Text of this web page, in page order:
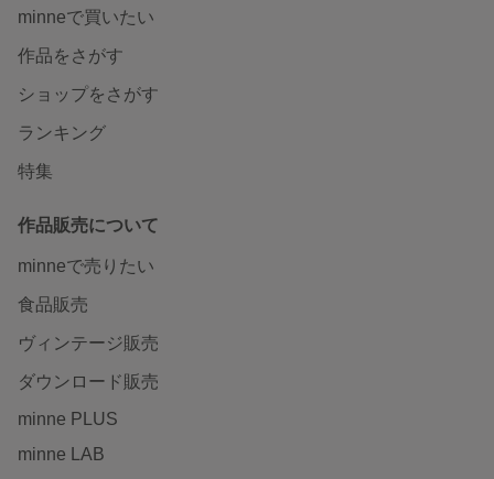
minneで買いたい
作品をさがす
ショップをさがす
ランキング
特集
作品販売について
minneで売りたい
食品販売
ヴィンテージ販売
ダウンロード販売
minne PLUS
minne LAB